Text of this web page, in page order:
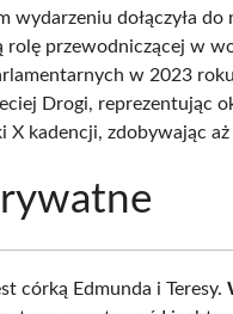
wydarzeniu dołączyła
rolę przewodniczącej w
w 2023
Drogi, reprezentując
X kadencji, zdobywając
córką Edmunda i Teresy.